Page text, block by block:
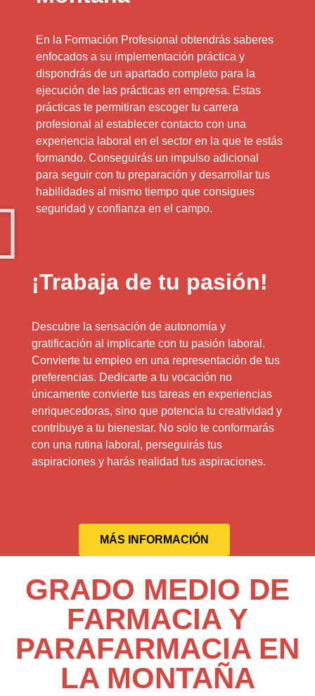
En la Formación Profesional obtendrás saberes
enfocados a su implementación práctica y
dispondrás de un apartado completo para la
ejecución de las prácticas en empresa. Estas
prácticas te permitiran escoger tu carrera
profesional al establecer contacto con una
experiencia laboral en el sector en la que te estás
formando. Conseguirás un impulso adicional
para seguir con tu preparación y desarrollar tus
habilidades al mismo tiempo que consigues
seguridad y confianza en el campo.
¡Trabaja de tu pasión!
Descubre la sensación de autonomía y
gratificación al implicarte con tu pasión laboral.
Convierte tu empleo en una representación de tus
preferencias. Dedicarte a tu vocación no
únicamente convierte tus tareas en experiencias
enriquecedoras, sino que potencia tu creatividad y
contribuye a tu bienestar. No solo te conformarás
con una rutina laboral, perseguirás tus
aspiraciones y harás realidad tus aspiraciones.
MÁS INFORMACIÓN
GRADO MEDIO DE
FARMACIA Y
PARAFARMACIA EN
LA MONTAÑA